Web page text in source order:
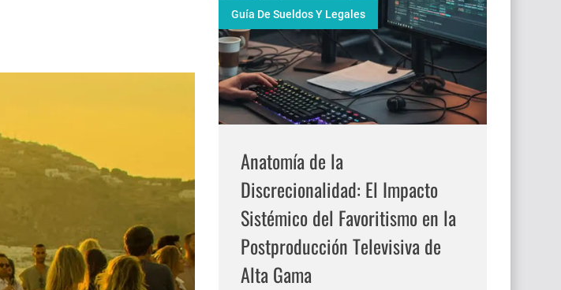
Guía De Sueldos Y Legales
Anatomía de la
Discrecionalidad: El Impacto
Sistémico del Favoritismo en la
Postproducción Televisiva de
Alta Gama